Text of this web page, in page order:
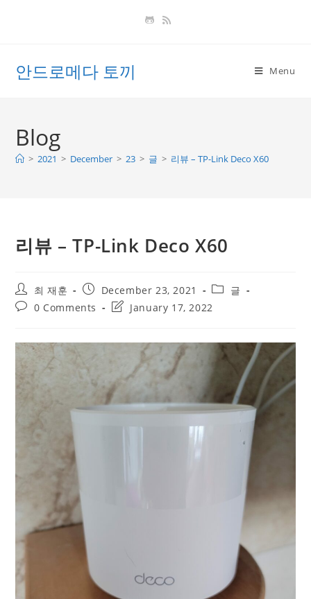
안드로메다 토끼 Menu
Blog
> 2021 > December > 23 > 글 > 리뷰 – TP-Link Deco X60
리뷰 – TP-Link Deco X60
Post
author:
최 재훈
Post
published:
December 23, 2021
Post
category:
글
Post0 Comments
PostJanuary 17, 2022